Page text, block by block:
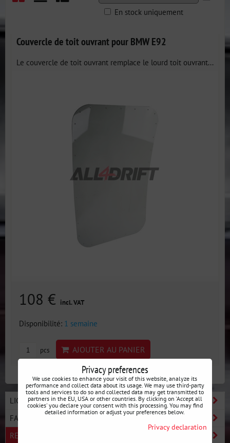
En stock uniquement
Couvercle de toit ouvrant pour BMW E92
Le couvercle de toit ouvrant remplace le lourd toit ouvrant...
108 € incl. VAT
Disponibilité: 1 semaine
pcs AJOUTER AU PANIER
LIGNE BASIC - DÉMARREZ LE DRIFT
FABRICANTS
RECHERCHE PAR VOITURE
Privacy preferences
We use cookies to enhance your visit of this website, analyze its
performance and collect data about its usage. We may use third-party
tools and services to do so and collected data may get transmitted to
partners in the EU, USA or other countries. By clicking on 'Accept all
cookies' you declare your consent with this processing. You may find
detailed information or adjust your preferences below.
Privacy declaration